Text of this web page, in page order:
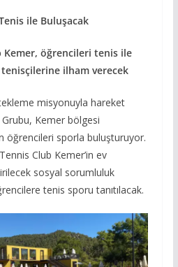
ile Buluşacak
Kemer, öğrencileri tenis ile
tenisçilerine ilham verecek
misyonuyla hareket
Kemer bölgesi
öğrencileri sporla buluşturuyor.
Club Kemer’in ev
sosyal sorumluluk
tenis sporu tanıtılacak.